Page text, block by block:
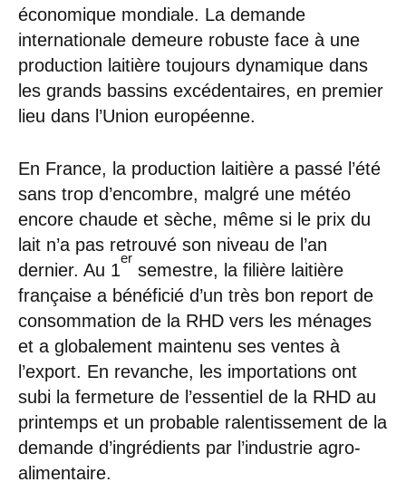
économique mondiale. La demande
internationale demeure robuste face à une
production laitière toujours dynamique dans
les grands bassins excédentaires, en premier
lieu dans l’Union européenne.
En France, la production laitière a passé l’été
sans trop d’encombre, malgré une météo
encore chaude et sèche, même si le prix du
lait n’a pas retrouvé son niveau de l’an
dernier. Au 1
er
semestre, la filière laitière
française a bénéficié d’un très bon report de
consommation de la RHD vers les ménages
et a globalement maintenu ses ventes à
l’export. En revanche, les importations ont
subi la fermeture de l’essentiel de la RHD au
printemps et un probable ralentissement de la
demande d’ingrédients par l’industrie agro-
alimentaire.